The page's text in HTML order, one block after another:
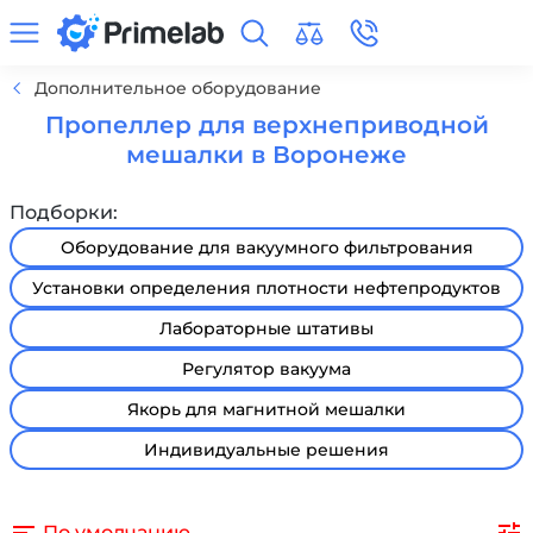
Дополнительное оборудование
Пропеллер для верхнеприводной
мешалки в Воронеже
Подборки:
Оборудование для вакуумного фильтрования
Установки определения плотности нефтепродуктов
Лабораторные штативы
Регулятор вакуума
Якорь для магнитной мешалки
Индивидуальные решения